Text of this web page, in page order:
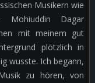
Musikern wie
Mohiuddin Dagar
mit meinem gut
plötzlich in
wusste. Ich begann,
zu hören, von